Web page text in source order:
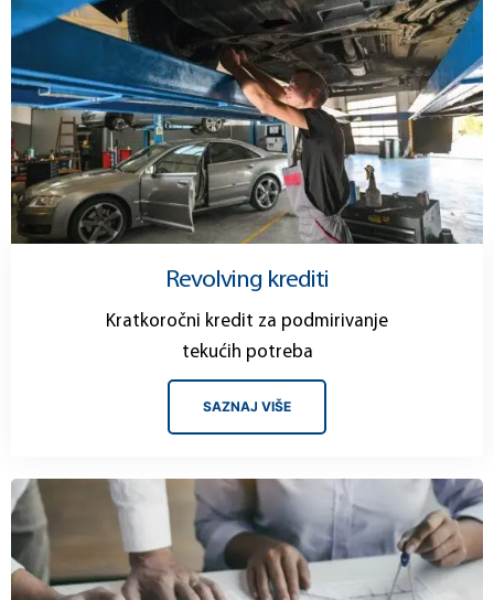
Revolving krediti
Kratkoročni kredit za podmirivanje
tekućih potreba
SAZNAJ VIŠE